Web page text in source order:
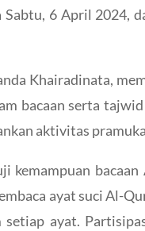
6 April 2024,
Khairadinata,
bacaan serta
aktivitas
bacaan
ayat suci Al-
ayat.